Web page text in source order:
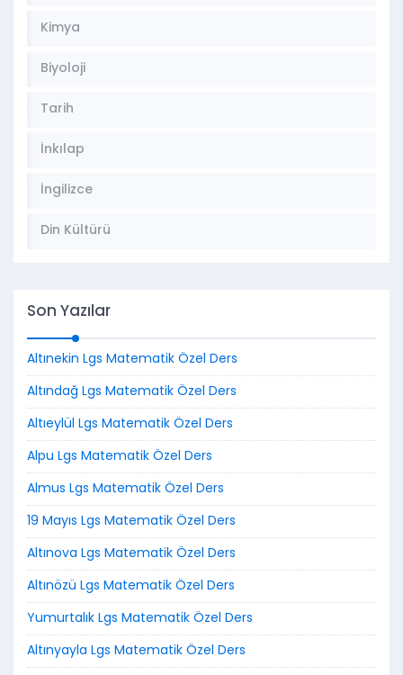
Kimya
Biyoloji
Tarih
İnkılap
İngilizce
Din Kültürü
Son Yazılar
Altınekin Lgs Matematik Özel Ders
Altındağ Lgs Matematik Özel Ders
Altıeylül Lgs Matematik Özel Ders
Alpu Lgs Matematik Özel Ders
Almus Lgs Matematik Özel Ders
19 Mayıs Lgs Matematik Özel Ders
Altınova Lgs Matematik Özel Ders
Altınözü Lgs Matematik Özel Ders
Yumurtalık Lgs Matematik Özel Ders
Altınyayla Lgs Matematik Özel Ders